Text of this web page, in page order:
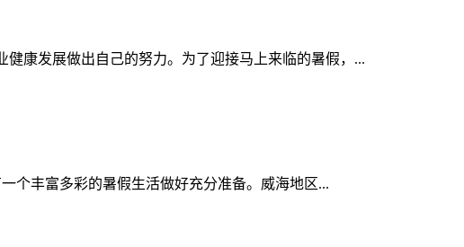
康发展做出自己的努力。为了迎接马上来临的暑假，...
个丰富多彩的暑假生活做好充分准备。威海地区...